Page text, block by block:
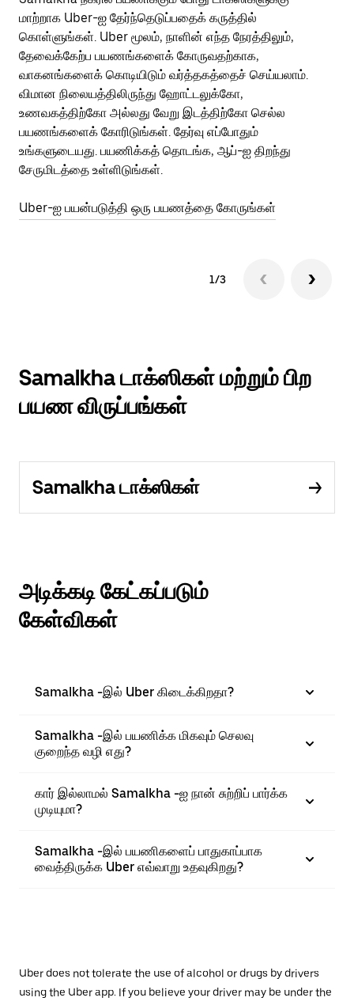
மாற்றாக Uber-ஐ தேர்ந்தெடுப்பதைக் கருத்தில்
கொள்ளுங்கள். Uber மூலம், நாளின் எந்த நேரத்திலும்,
தேவைக்கேற்ப பயணங்களைக் கோருவதற்காக,
வாகனங்களைக் கொடியிடும் வர்த்தகத்தைச் செய்யலாம்.
விமான நிலையத்திலிருந்து ஹோட்டலுக்கோ,
உணவகத்திற்கோ அல்லது வேறு இடத்திற்கோ செல்ல
பயணங்களைக் கோரிடுங்கள். தேர்வு எப்போதும்
உங்களுடையது. பயணிக்கத் தொடங்க, ஆப்-ஐ திறந்து
சேருமிடத்தை உள்ளிடுங்கள்.
Uber-ஐ பயன்படுத்தி ஒரு பயணத்தை கோருங்கள்
1/3
Samalkha டாக்ஸிகள் மற்றும் பிற
பயண விருப்பங்கள்
Samalkha டாக்ஸிகள்
அடிக்கடி கேட்கப்படும்
கேள்விகள்
Samalkha -இல் Uber கிடைக்கிறதா?
Samalkha -இல் பயணிக்க மிகவும் செலவு
குறைந்த வழி எது?
கார் இல்லாமல் Samalkha -ஐ நான் சுற்றிப் பார்க்க
முடியுமா?
Samalkha -இல் பயணிகளைப் பாதுகாப்பாக
வைத்திருக்க Uber எவ்வாறு உதவுகிறது?
Uber does not tolerate the use of alcohol or drugs by drivers
using the Uber app. If you believe your driver may be under the